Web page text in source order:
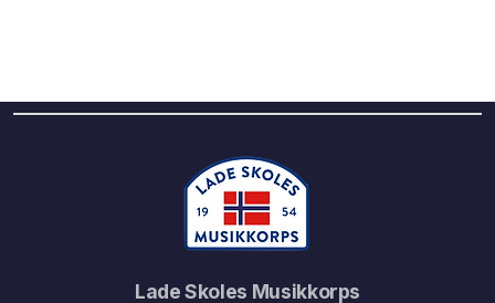
Lade Skoles Musikkorps